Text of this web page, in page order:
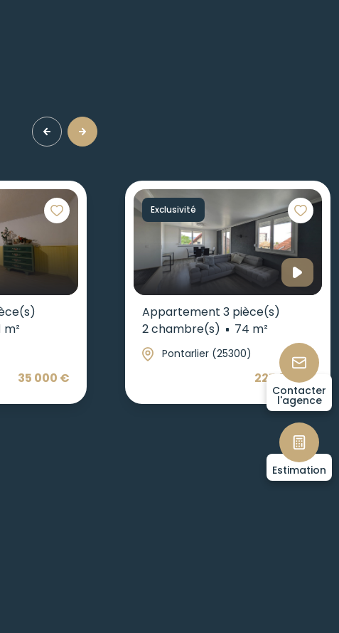
m²
35 000 €
Exclusivité
Appartement 3 pièce(s)
2 chambre(s)
74 m²
Pontarlier (25300)
225 000 €
Contacter
l'agence
Estimation